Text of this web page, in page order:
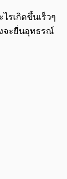
รเกิดขึ้นเร็วๆ
จะยื่นอุทธรณ์